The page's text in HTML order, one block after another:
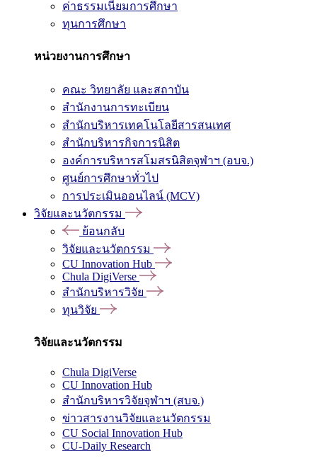
ค่าธรรมเนียมการศึกษา
ทุนการศึกษา
หน่วยงานการศึกษา
คณะ วิทยาลัย และสถาบัน
สำนักงานการทะเบียน
สำนักบริหารเทคโนโลยีสารสนเทศ
สำนักบริหารกิจการนิสิต
องค์การบริหารสโมสรนิสิตจุฬาฯ (อบจ.)
ศูนย์การศึกษาทั่วไป
การประเมินออนไลน์ (MCV)
วิจัยและนวัตกรรม
ย้อนกลับ
วิจัยและนวัตกรรม
CU Innovation Hub
Chula DigiVerse
สำนักบริหารวิจัย
ทุนวิจัย
วิจัยและนวัตกรรม
Chula DigiVerse
CU Innovation Hub
สำนักบริหารวิจัยจุฬาฯ (สบจ.)
ข่าวสารงานวิจัยและนวัตกรรม
CU Social Innovation Hub
CU-Daily Research